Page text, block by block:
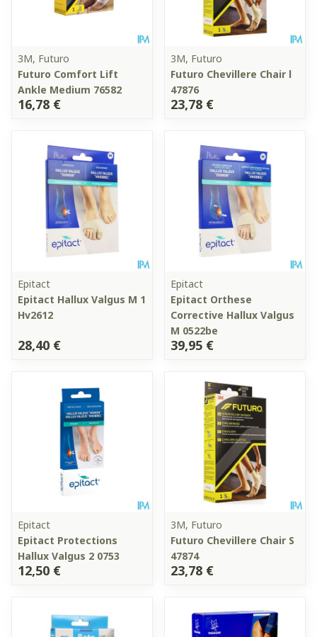
3M, Futuro
Futuro Comfort Lift
Ankle Medium 76582
16,78 €
3M, Futuro
Futuro Chevillere Chair l
47876
23,78 €
Epitact
Epitact Hallux Valgus M 1
Hv2612
28,40 €
Epitact
Epitact Orthese
Corrective Hallux Valgus
M 0522be
39,95 €
Epitact
Epitact Protections
Hallux Valgus 2 0753
12,50 €
3M, Futuro
Futuro Chevillere Chair S
47874
23,78 €